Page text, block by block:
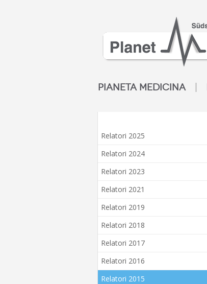
PIANETA MEDICINA
Relatori 2025
Relatori 2024
Relatori 2023
Relatori 2021
Relatori 2019
Relatori 2018
Relatori 2017
Relatori 2016
Relatori 2015